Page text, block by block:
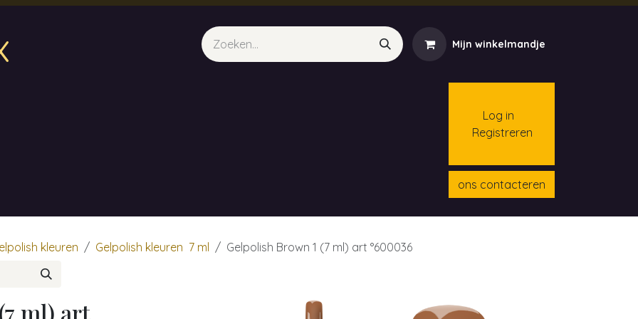
Mijn winkelmandje
Log in
Registreren
ons contacteren
kleuren Gelpolish kleuren 7 ml Gelpolish Brown 1 (7 ml) art °600036
ml) art